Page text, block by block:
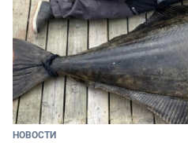
НОВОСТИ